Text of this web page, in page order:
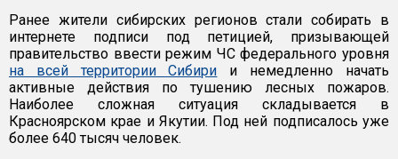
Ранее жители сибирских регионов стали собирать в
интернете подписи под петицией, призывающей
правительство ввести режим ЧС федерального уровня
на всей территории Сибири и немедленно начать
активные действия по тушению лесных пожаров.
Наиболее сложная ситуация складывается в
Красноярском крае и Якутии. Под ней подписалось уже
более 640 тысяч человек.